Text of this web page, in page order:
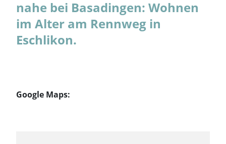
nahe bei Basadingen: Wohnen
im Alter am Rennweg in
Eschlikon.
Google Maps: